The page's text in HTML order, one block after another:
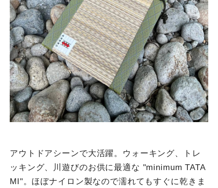
アウトドアシーンで大活躍。ウォーキング、トレ
ッキング、川遊びのお供に最適な "minimum TATA
MI"。ほぼナイロン製なので濡れてもすぐに乾きま